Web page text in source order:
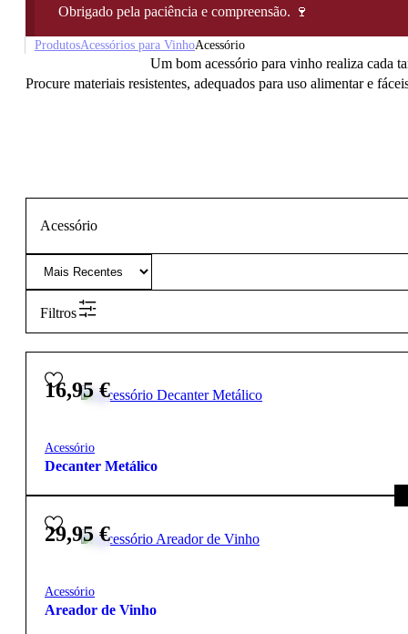
Obrigado pela paciência e compreensão. 🍷
ProdutosAcessórios para VinhoAcessório
Um bom acessório para vinho realiza cada
Procure materiais resistentes, adequados para uso alimentar e
Acessório
Filtros
16,95€
Acessório
Decanter Metálico
29,95€
Acessório
Areador de Vinho